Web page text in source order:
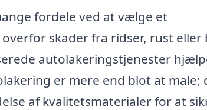
fordele ved at vælge et
skader fra ridser, rust eller
autolakeringstjenester
er mere end blot at male;
af kvalitetsmaterialer for at